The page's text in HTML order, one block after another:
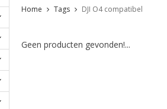
Home Tags DJI O4 compatibel
Geen producten gevonden!...